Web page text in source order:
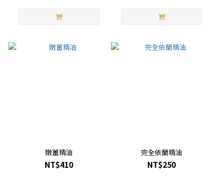
嫩薑精油
NT$410
完全依蘭精油
NT$250